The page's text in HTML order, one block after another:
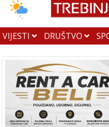
VIJESTI DRUŠTVO